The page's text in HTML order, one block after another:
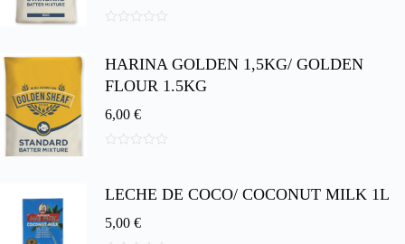
e
HARINA GOLDEN 1,5KG/ GOLDEN
FLOUR 1.5KG
6,00 €
5
LECHE DE COCO/ COCONUT MILK 1L
5,00 €